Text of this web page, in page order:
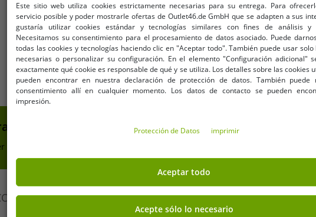
en tu compra
consigue tu 7% de descuento extra
Tu dirección de correo
DE FORMA SEGURA BENEFICIOS
Este sitio web utiliza cookies estrictamente necesarias para su entrega. Para
servicio posible y poder mostrarle ofertas de Outlet46.de GmbH que se adapten a sus
gustaría utilizar cookies estándar y tecnologías similares con fines de análisis y
Necesitamos su consentimiento para el procesamiento de datos asociado. Puede
todas las cookies y tecnologías haciendo clic en "Aceptar todo". También puede usar solo
necesarias o personalizar su configuración. En el elemento "Configuración adicional"
exactamente qué cookie es responsable de qué y se utiliza. Los detalles sobre las cookies
pueden encontrar en nuestra declaración de protección de datos. También puede
consentimiento allí en cualquier momento. Los datos de contacto se pueden
impresión.
Protección de Datos imprimir
Aceptar todo
Acepte sólo lo necesario